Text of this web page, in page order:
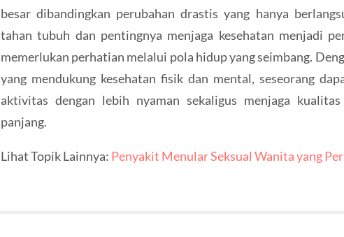
besar dibandingkan perubahan drastis yang hanya
tahan tubuh dan pentingnya menjaga kesehatan menjadi
memerlukan perhatian melalui pola hidup yang seimbang.
yang mendukung kesehatan fisik dan mental, seseorang
aktivitas dengan lebih nyaman sekaligus menjaga
panjang.
Lihat Topik Lainnya: Penyakit Menular Seksual Wanita yang